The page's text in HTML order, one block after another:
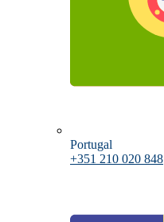
Portugal
+351 210 020 848